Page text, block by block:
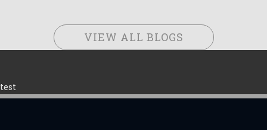
VIEW ALL BLOGS
test